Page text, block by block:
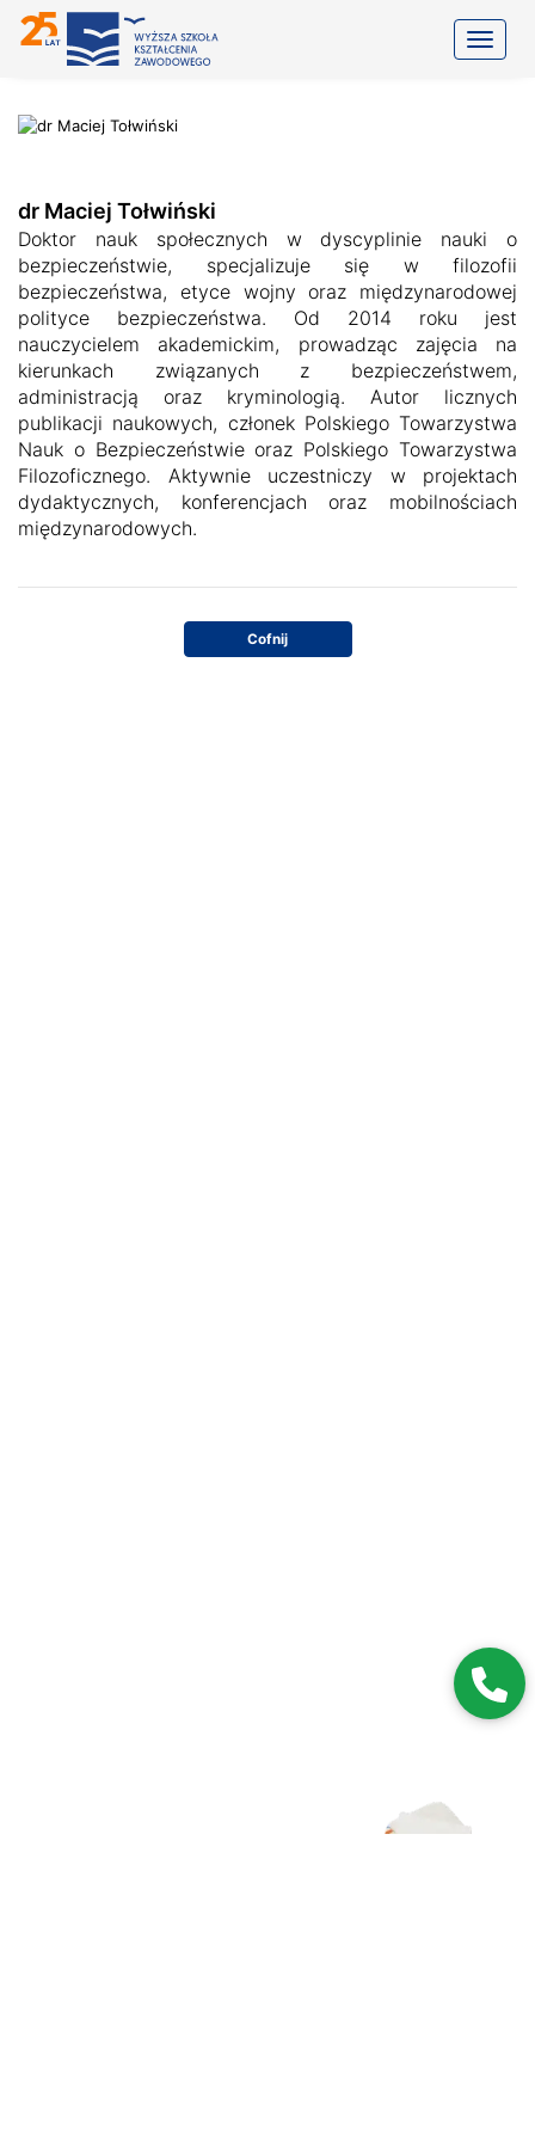
dr Maciej Tołwiński
Doktor nauk społecznych w dyscyplinie nauki o
bezpieczeństwie, specjalizuje się w filozofii
bezpieczeństwa, etyce wojny oraz międzynarodowej
polityce bezpieczeństwa. Od 2014 roku jest
nauczycielem akademickim, prowadząc zajęcia na
kierunkach związanych z bezpieczeństwem,
administracją oraz kryminologią. Autor licznych
publikacji naukowych, członek Polskiego Towarzystwa
Nauk o Bezpieczeństwie oraz Polskiego Towarzystwa
Filozoficznego. Aktywnie uczestniczy w projektach
dydaktycznych, konferencjach oraz mobilnościach
międzynarodowych.